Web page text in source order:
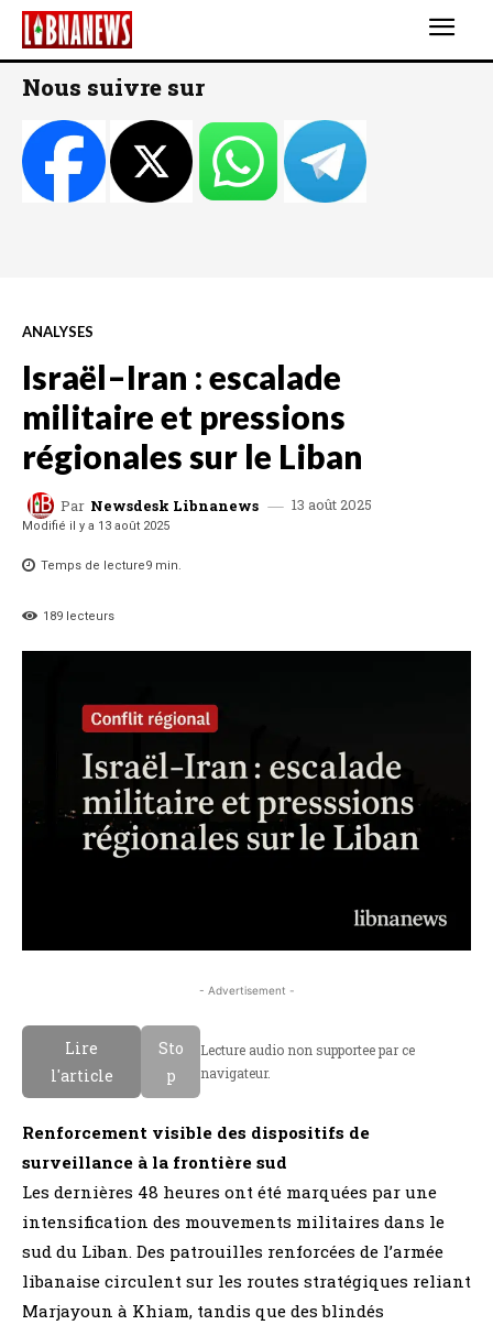
Nous suivre sur
ANALYSES
Israël–Iran : escalade
militaire et pressions
régionales sur le Liban
Par Newsdesk Libnanews 13 août 2025
Modifié il y a 13 août 2025
Temps de lecture9 min.
189 lecteurs
- Advertisement -
Lire
l'article
Sto
p
Lecture audio non supportee par ce
navigateur.
Renforcement visible des dispositifs de
surveillance à la frontière sud
Les dernières 48 heures ont été marquées par une
intensification des mouvements militaires dans le
sud du Liban. Des patrouilles renforcées de l’armée
libanaise circulent sur les routes stratégiques reliant
Marjayoun à Khiam, tandis que des blindés